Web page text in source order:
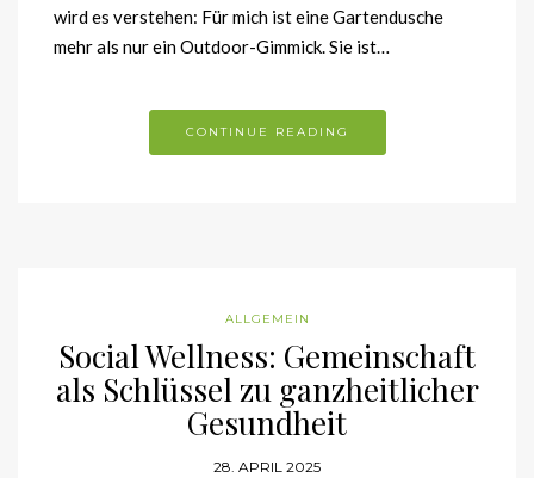
wird es verstehen: Für mich ist eine Gartendusche
mehr als nur ein Outdoor-Gimmick. Sie ist…
CONTINUE READING
ALLGEMEIN
Social Wellness: Gemeinschaft
als Schlüssel zu ganzheitlicher
Gesundheit
28. APRIL 2025